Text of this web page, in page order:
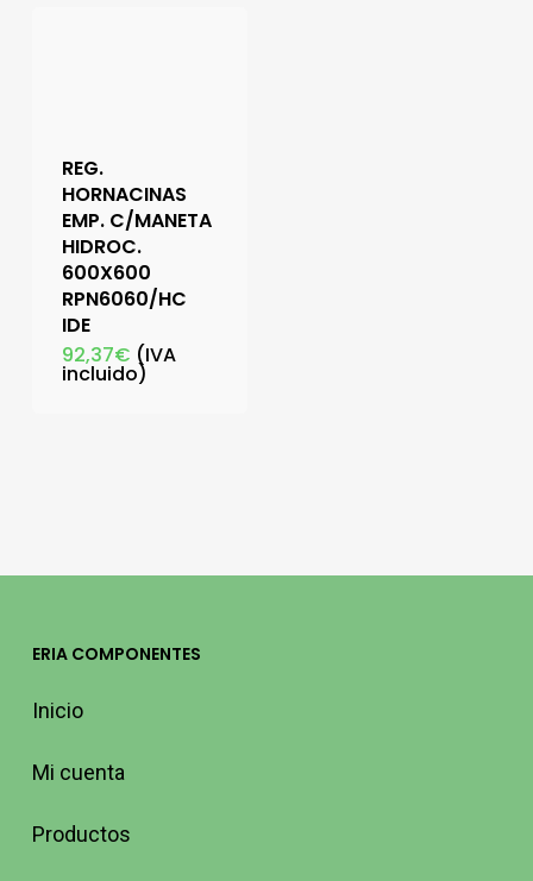
REG.
HORNACINAS
EMP. C/MANETA
HIDROC.
600X600
RPN6060/HC
IDE
92,37€ (IVA
incluido)
ERIA COMPONENTES
Inicio
Mi cuenta
Productos